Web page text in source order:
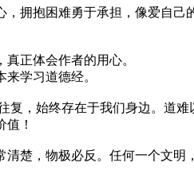
拥抱困难勇于承担，像爱自
正体会作者的用心。
学习道德经。
复，始终存在于我们身边。道
！
楚，物极必反。任何一个文明